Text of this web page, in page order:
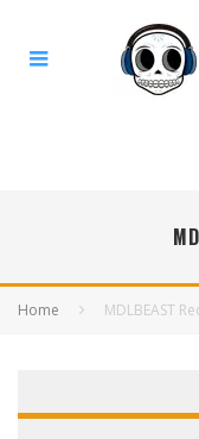
Home MDLBEAST